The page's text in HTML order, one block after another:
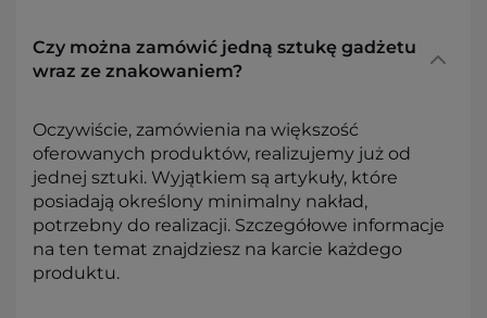
Czy można zamówić jedną sztukę gadżetu
wraz ze znakowaniem?
Oczywiście, zamówienia na większość
oferowanych produktów, realizujemy już od
jednej sztuki. Wyjątkiem są artykuły, które
posiadają określony minimalny nakład,
potrzebny do realizacji. Szczegółowe informacje
na ten temat znajdziesz na karcie każdego
produktu.